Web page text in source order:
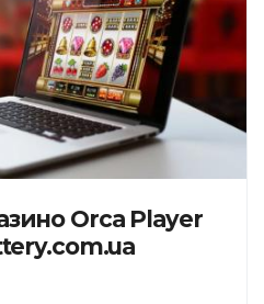
Orca Player